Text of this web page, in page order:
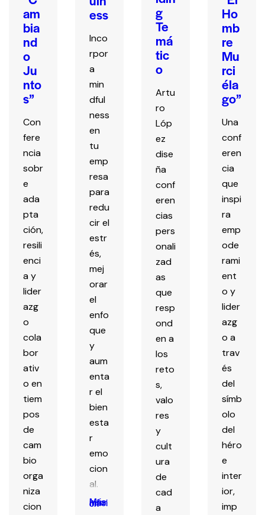
am
bia
nd
o
Ju
nto
s”
Con
fere
ncia
sobr
e
ada
pta
ción,
resili
enci
a y
lider
azg
o
cola
bor
ativ
o en
tiem
pos
de
cam
bio
orga
niza
cion
ess
Inco
rpor
a
min
dful
ness
en
tu
emp
resa
para
redu
cir el
estr
és,
mej
orar
el
enfo
que
y
aum
enta
r el
bien
esta
r
emo
cion
al.
Más Información
g
Te
má
tic
o
Artu
ro
Lóp
ez
dise
ña
conf
eren
cias
pers
onali
zad
as
que
resp
ond
en a
los
reto
s,
valo
res
y
cult
ura
de
cad
a
Ho
mb
re
Mu
rci
éla
go”
Una
conf
eren
cia
que
inspi
ra
emp
ode
rami
ent
o y
lider
azg
o a
trav
és
del
símb
olo
del
héro
e
inter
ior,
imp